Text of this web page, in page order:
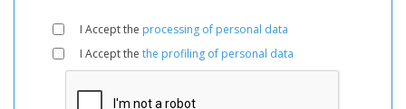
I Accept the processing of personal data
I Accept the the profiling of personal data